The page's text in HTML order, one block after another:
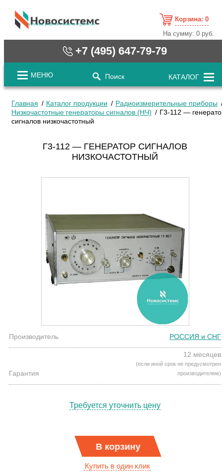
cистемные решения / www.novosystems.ru
Корзина: 0
На сумму:0 руб.
+7 (495) 647-79-79
МЕНЮ Поиск КАТАЛОГ
Главная Каталог продукции
Радиоизмерительные приборы
Низкочастотные генераторы сигналов (НЧ)
Г3-112 —
сигналов низкочастотный
Г3-112 — ГЕНЕРАТОР СИГНАЛОВ
НИЗКОЧАСТОТНЫЙ
Производитель РОССИЯ и СНГ
Гарантия
12 месяцев
(если иной срок не предусмотрен
производителем)
Требуется уточнить цену
В корзину
Купить в один клик